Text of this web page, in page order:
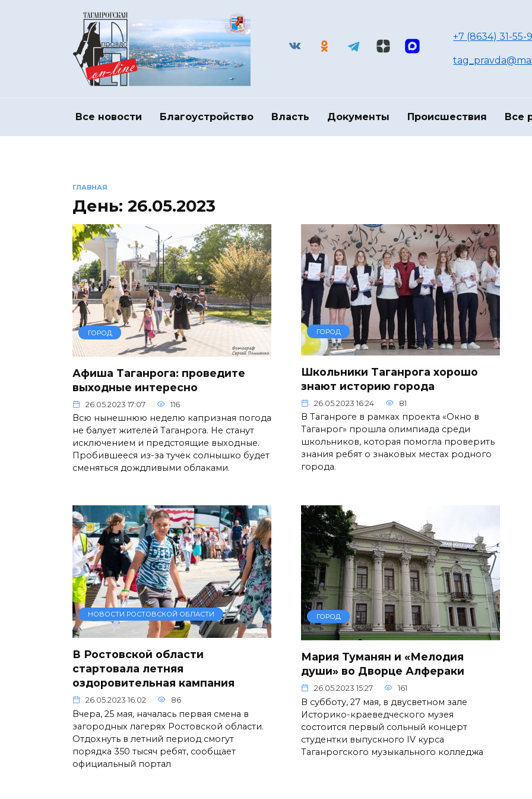
+7 (8634) 31-55-
Все новости Благоустройство Власть Документы Происшествия Все
ГЛАВНАЯ
День: 26.05.2023
ГОРОД
Афиша Таганрога: проведите
выходные интересно
26.05.2023 17:07 116
Всю нынешнюю неделю капризная погода
не балует жителей Таганрога. Не станут
исключением и предстоящие выходные.
Пробившееся из-за тучек солнышко будет
сменяться дождливыми облаками.
ГОРОД
Школьники Таганрога хорошо
знают историю города
26.05.2023 16:24 81
В Таганроге в рамках проекта «Окно в
Таганрог» прошла олимпиада среди
школьников, которая помогла проверить
знания ребят о знаковых местах родного
города.
НОВОСТИ РОСТОВСКОЙ ОБЛАСТИ
В Ростовской области
стартовала летняя
оздоровительная кампания
26.05.2023 16:02 86
Вчера, 25 мая, началась первая смена в
загородных лагерях Ростовской области.
Отдохнуть в летний период смогут
порядка 350 тысяч ребят, сообщает
официальный портал
ГОРОД
Мария Туманян и «Мелодия
души» во Дворце Алфераки
26.05.2023 15:27 161
В субботу, 27 мая, в двусветном зале
Историко-краеведческого музея
состоится первый сольный концерт
студентки выпускного IV курса
Таганрогского музыкального колледжа